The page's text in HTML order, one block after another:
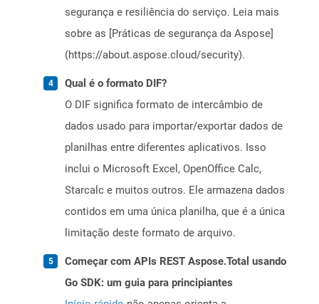
segurança e resiliência do serviço. Leia mais
sobre as [Práticas de segurança da Aspose]
(https://about.aspose.cloud/security).
Qual é o formato DIF?
O DIF significa formato de intercâmbio de
dados usado para importar/exportar dados de
planilhas entre diferentes aplicativos. Isso
inclui o Microsoft Excel, OpenOffice Calc,
Starcalc e muitos outros. Ele armazena dados
contidos em uma única planilha, que é a única
limitação deste formato de arquivo.
Começar com APIs REST Aspose.Total usando
Go SDK: um guia para principiantes